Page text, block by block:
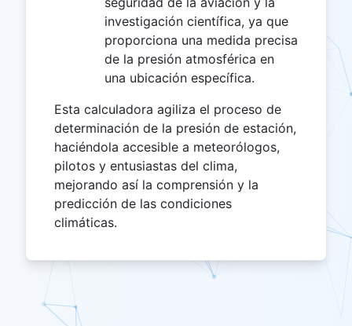
investigación científica, ya que
proporciona una medida precisa
de la presión atmosférica en
una ubicación específica.
Esta calculadora agiliza el proceso de
determinación de la presión de estación,
haciéndola accesible a meteorólogos,
pilotos y entusiastas del clima,
mejorando así la comprensión y la
predicción de las condiciones
climáticas.